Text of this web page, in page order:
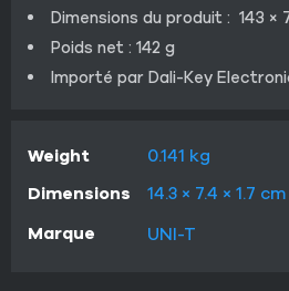
Dimensions du produit : 143 ×
Poids net : 142 g
Importé par Dali-Key
Weight
0.141 kg
Dimensions
14.3 × 7.4 × 1.7 cm
Marque
UNI-T